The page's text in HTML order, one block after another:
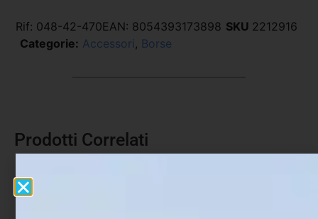
Rif: 048-42-470EAN: 8054393173898 SKU 2212916
Categorie: Accessori , Borse
Prodotti Correlati